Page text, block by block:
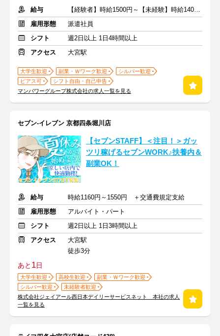
給与
【経験者】時給1500円～【未経験】時給1400円～ ※交通費全額
雇用形態
派遣社員
シフト
週2日以上 1日4時間以上
アクセス
大宮駅
大学生歓迎 副業・Ｗワーク歓迎
シルバー歓迎
ピアス可
シフト自由・自己申告
マンパワーグループ株式会社の求人一覧を見る
セブン-イレブン 京都四条堀川店
【セブンSTAFF】＜注目！＞ガッ
ツリ稼げるセブンWORK♪扶養内＆
副業OK！
給与
時給1160円～1550円 ＋交通費規定支給
雇用形態
アルバイト・パート
シフト
週2日以上 1日3時間以上
アクセス
大宮駅
徒歩3分
あと 1日
大学生歓迎 高校生歓迎
副業・Ｗワーク歓迎
シルバー歓迎
未経験者歓迎
株式会社ジェイアール西日本デイリーサービスネット 本社の求人
一覧を見る